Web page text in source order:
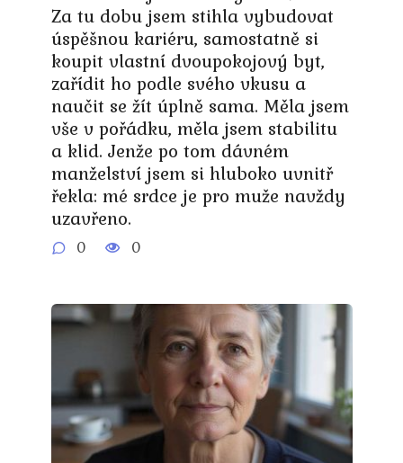
Za tu dobu jsem stihla vybudovat
úspěšnou kariéru, samostatně si
koupit vlastní dvoupokojový byt,
zařídit ho podle svého vkusu a
naučit se žít úplně sama. Měla jsem
vše v pořádku, měla jsem stabilitu
a klid. Jenže po tom dávném
manželství jsem si hluboko uvnitř
řekla: mé srdce je pro muže navždy
uzavřeno.
0 0